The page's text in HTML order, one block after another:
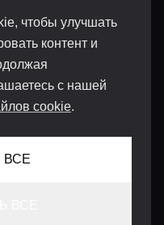
чтобы улучшать
контент и
с нашей
cookie.
ВСЕ